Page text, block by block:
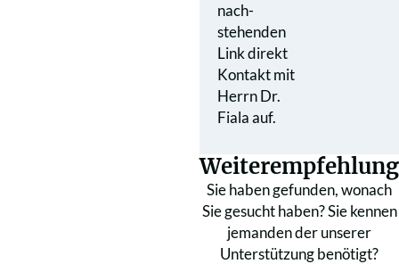
nach­
stehenden
Link direkt
Kontakt mit
Herrn Dr.
Fiala auf.
Weiterempfehlung
Sie haben gefunden, wonach
Sie gesucht haben? Sie kennen
jemanden der unserer
Unterstützung benötigt?